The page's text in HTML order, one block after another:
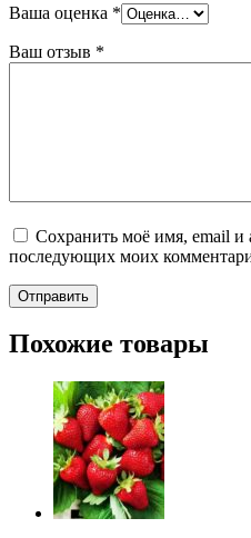
Ваша оценка *
Ваш отзыв *
Сохранить моё имя, email и
последующих моих
Похожие товары